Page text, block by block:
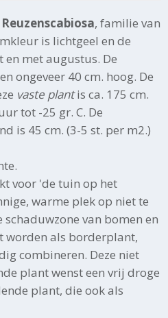
Reuzenscabiosa, familie van
is lichtgeel en de
met augustus. De
ongeveer 40 cm. hoog. De
vaste plantis ca. 175 cm.
tot -25 gr. C. De
is 45 cm. (3-5 st. per m2.)
voor 'de tuin op het
warme plek op niet te
van bomen en
worden als borderplant,
combineren. Deze niet
plant wenst een vrij droge
plant, die ook als